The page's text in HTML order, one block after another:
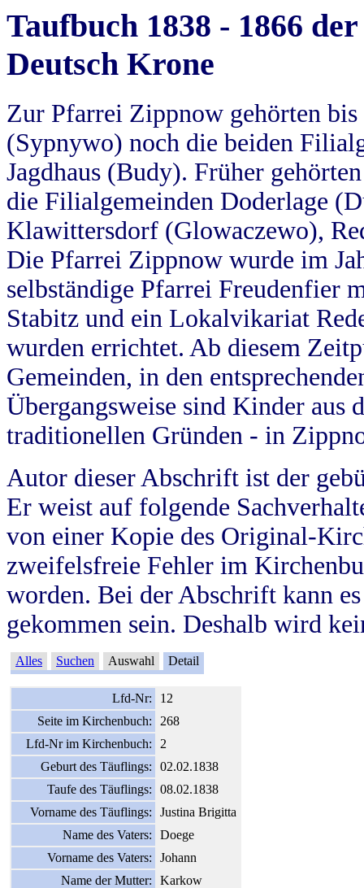
Taufbuch 1838 - 1866
Deutsch Krone
Zur Pfarrei Zippnow gehörten
(Sypnywo) noch die beiden
Jagdhaus (Budy). Früher
die Filialgemeinden Doderlage
Klawittersdorf (Glowaczewo),
Die Pfarrei Zippnow wurde im
selbständige Pfarrei Freudenfier
Stabitz und ein Lokalvikariat
wurden errichtet. Ab diesem
Gemeinden, in den
Übergangsweise sind Kinder aus
traditionellen Gründen - in
Autor dieser Abschrift ist der
Er weist auf folgende
von einer Kopie des Original-
zweifelsfreie Fehler im
worden. Bei der Abschrift kann
gekommen sein. Deshalb wird
Alles Suchen Auswahl Detail
Lfd-Nr:
12
Seite im Kirchenbuch:
268
Lfd-Nr im Kirchenbuch:
2
Geburt des Täuflings:
02.02.1838
Taufe des Täuflings:
08.02.1838
Vorname des Täuflings:
Justina Brigitta
Name des Vaters:
Doege
Vorname des Vaters:
Johann
Name der Mutter:
Karkow